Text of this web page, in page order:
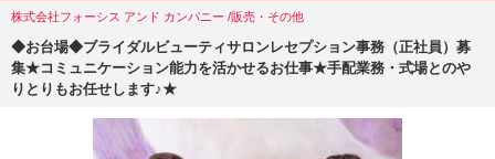
株式会社フォーシス アンド カンパニー /販売・その他
◆お台場◆ブライダルビューティサロンレセプション事務（正社員）募
集★コミュニケーション能力を活かせるお仕事★手配業務・式場とのや
りとりもお任せします♪★